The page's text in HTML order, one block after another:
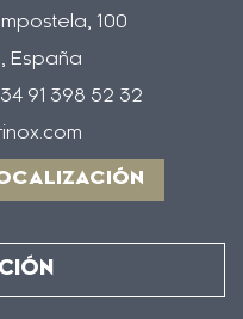
100
España
91 398 52 32